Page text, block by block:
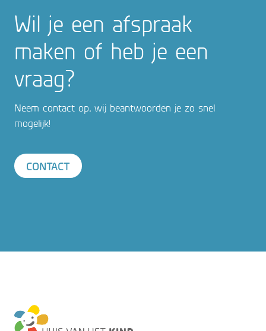
Wil je een afspraak
maken of heb je een
vraag?
Neem contact op, wij beantwoorden je zo snel
mogelijk!
CONTACT